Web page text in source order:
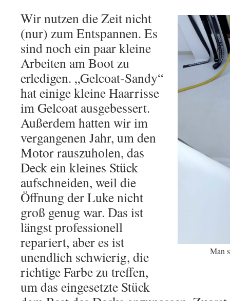
Man
Wir nutzen die Zeit nicht
(nur) zum Entspannen. Es
sind noch ein paar kleine
Arbeiten am Boot zu
erledigen. „Gelcoat-Sandy“
hat einige kleine Haarrisse
im Gelcoat ausgebessert.
Außerdem hatten wir im
vergangenen Jahr, um den
Motor rauszuholen, das
Deck ein kleines Stück
aufschneiden, weil die
Öffnung der Luke nicht
groß genug war. Das ist
längst professionell
repariert, aber es ist
unendlich schwierig, die
richtige Farbe zu treffen,
um das eingesetzte Stück